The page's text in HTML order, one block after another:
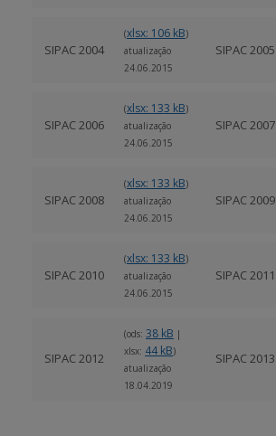
SIPAC 2004
(xlsx: 106 kB)
atualização
24.06.2015
SIPAC 2005
SIPAC 2006
(xlsx: 133 kB)
atualização
24.06.2015
SIPAC 2007
SIPAC 2008
(xlsx: 133 kB)
atualização
24.06.2015
SIPAC 2009
SIPAC 2010
(xlsx: 133 kB)
atualização
24.06.2015
SIPAC 2011
SIPAC 2012
(ods: 38 kB |
xlsx: 44 kB)
atualização
18.04.2019
SIPAC 2013